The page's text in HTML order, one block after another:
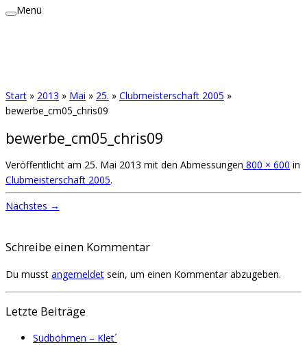
Menü
Start » 2013 » Mai » 25. » Clubmeisterschaft 2005 »
bewerbe_cm05_chris09
bewerbe_cm05_chris09
Veröffentlicht am 25. Mai 2013 mit den Abmessungen 800 × 600 in
Clubmeisterschaft 2005.
Nächstes →
Schreibe einen Kommentar
Du musst angemeldet sein, um einen Kommentar abzugeben.
Letzte Beiträge
Südböhmen – Klet´